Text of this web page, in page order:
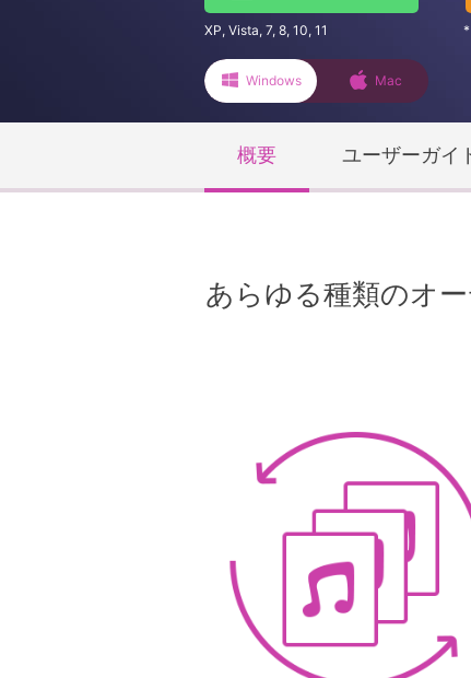
XP, Vista, 7, 8, 10, 11 *
Windows Mac
概要 ユーザーガイ
あらゆる種類のオ